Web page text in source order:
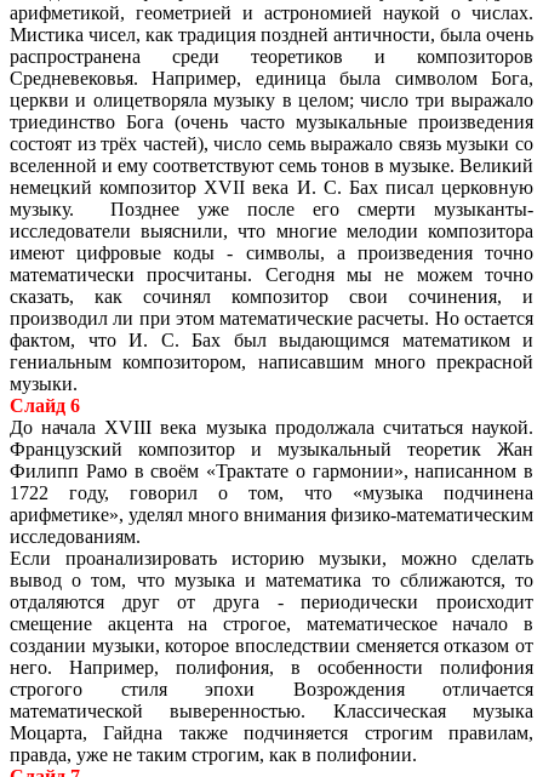
арифметикой, геометрией и астрономией наукой о числах.
Мистика чисел, как традиция поздней античности, была очень
распространена среди теоретиков и композиторов
Средневековья. Например, единица была символом Бога,
церкви и олицетворяла музыку в целом; число три выражало
триединство Бога (очень часто музыкальные произведения
состоят из трёх частей), число семь выражало связь музыки со
вселенной и ему соответствуют семь тонов в музыке. Великий
немецкий композитор XVII века И. С. Бах писал церковную
музыку. Позднее уже после его смерти музыканты-
исследователи выяснили, что многие мелодии композитора
имеют цифровые коды - символы, а произведения точно
математически просчитаны. Сегодня мы не можем точно
сказать, как сочинял композитор свои сочинения, и
производил ли при этом математические расчеты. Но остается
фактом, что И. С. Бах был выдающимся математиком и
гениальным композитором, написавшим много прекрасной
музыки.
Слайд 6
До начала XVIII века музыка продолжала считаться наукой.
Французский композитор и музыкальный теоретик Жан
Филипп Рамо в своём «Трактате о гармонии», написанном в
1722 году, говорил о том, что «музыка подчинена
арифметике», уделял много внимания физико-математическим
исследованиям.
Если проанализировать историю музыки, можно сделать
вывод о том, что музыка и математика то сближаются, то
отдаляются друг от друга - периодически происходит
смещение акцента на строгое, математическое начало в
создании музыки, которое впоследствии сменяется отказом от
него. Например, полифония, в особенности полифония
строгого стиля эпохи Возрождения отличается
математической выверенностью. Классическая музыка
Моцарта, Гайдна также подчиняется строгим правилам,
правда, уже не таким строгим, как в полифонии.